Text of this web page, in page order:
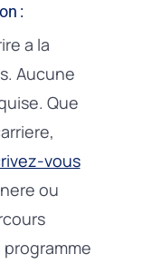
:
a la
Aucune
Que
vous
ou